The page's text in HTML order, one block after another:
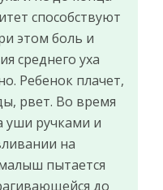
способствуют
этом боль и
среднего уха
Ребенок плачет,
рвет. Во время
уши ручками и
на
пытается
до